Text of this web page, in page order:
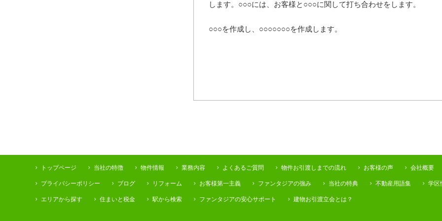
します。○○○には、お客様と○○○に関して打ち合わせをします。
○○○を作成し、○○○○○○○を作成します。
トップページ 当社の特徴 物件情報 業務内容 よくあるご質問 物件お引渡しまでの流れ お客様の声 会社概要
プライバシーポリシー ブログ リフォーム お客様第一主義 ファンタジアの強み 当社の特典 不動産用語集 学区
エリアから探す 住まいと税金 駅から検索 ファンタジアの安心サポート 建物お引渡立会とは？